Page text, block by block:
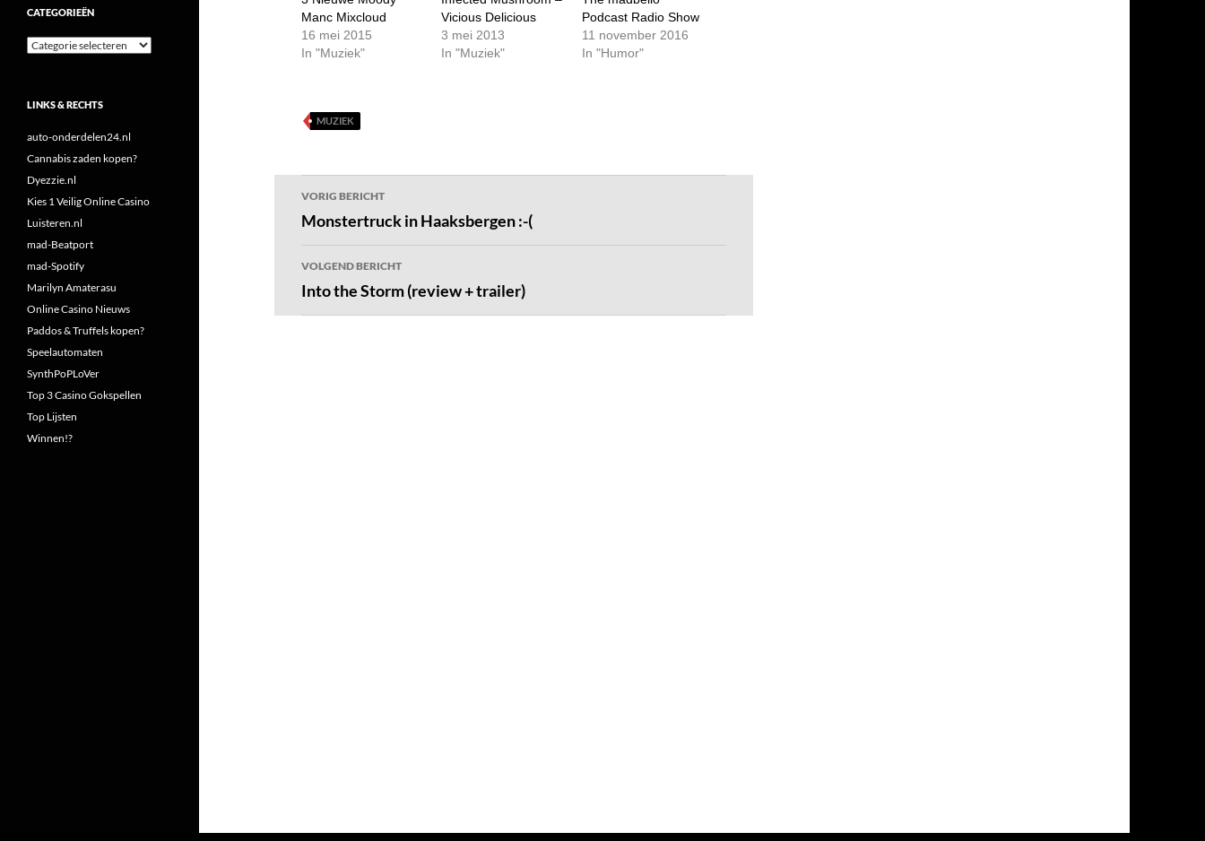
Manc Mixcloud
16 mei 2015
In "Muziek"
Vicious Delicious
3 mei 2013
In "Muziek"
Podcast Radio Show
11 november 2016
In "Humor"
MUZIEK
Bericht
navigatie
VORIG BERICHT
Monstertruck in Haaksbergen :-(
VOLGEND BERICHT
Into the Storm (review + trailer)
CATEGORIEËN
Categorieën
LINKS & RECHTS
auto-onderdelen24.nl
Cannabis zaden kopen?
Dyezzie.nl
Kies 1 Veilig Online Casino
Luisteren.nl
mad-Beatport
mad-Spotify
Marilyn Amaterasu
Online Casino Nieuws
Paddos & Truffels kopen?
Speelautomaten
SynthPoPLoVer
Top 3 Casino Gokspellen
Top Lijsten
Winnen!?